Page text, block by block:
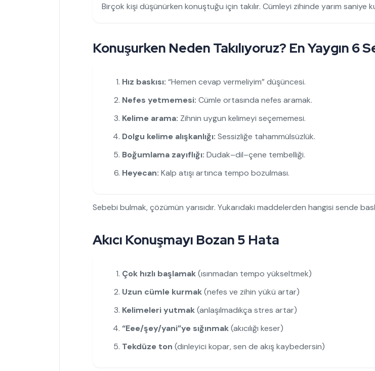
Birçok kişi düşünürken konuştuğu için takılır. Cümleyi zihinde yarım saniye
Konuşurken Neden Takılıyoruz? En Yaygın 6
Hız baskısı: “Hemen cevap vermeliyim” düşüncesi.
Nefes yetmemesi: Cümle ortasında nefes aramak.
Kelime arama: Zihnin uygun kelimeyi seçememesi.
Dolgu kelime alışkanlığı: Sessizliğe tahammülsüzlük.
Boğumlama zayıflığı: Dudak–dil–çene tembelliği.
Heyecan: Kalp atışı artınca tempo bozulması.
Sebebi bulmak, çözümün yarısıdır. Yukarıdaki maddelerden hangisi sende
Akıcı Konuşmayı Bozan 5 Hata
Çok hızlı başlamak(ısınmadan tempo yükseltmek)
Uzun cümle kurmak(nefes ve zihin yükü artar)
Kelimeleri yutmak(anlaşılmadıkça stres artar)
“Eee/şey/yani”ye sığınmak(akıcılığı keser)
Tekdüze ton (dinleyici kopar, sen de akış kaybedersin)